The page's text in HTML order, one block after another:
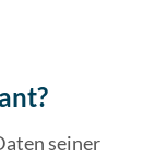
seiner